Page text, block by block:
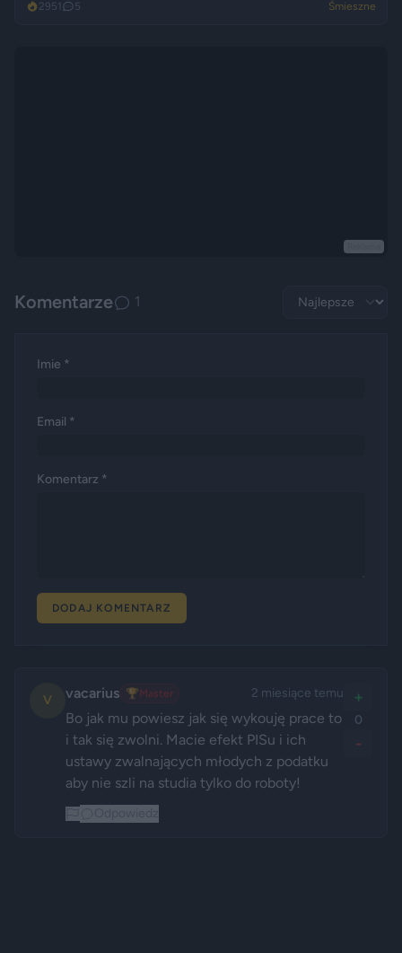
2951 5 Śmieszne
Komentarze 1
Imie *
Email *
Komentarz *
DODAJ KOMENTARZ
V vacarius 🏆Master 2 miesiące temu
Bo jak mu powiesz jak się wykouję prace to
i tak się zwolni. Macie efekt PISu i ich
ustawy zwalnających młodych z podatku
aby nie szli na studia tylko do roboty!
+
0
-